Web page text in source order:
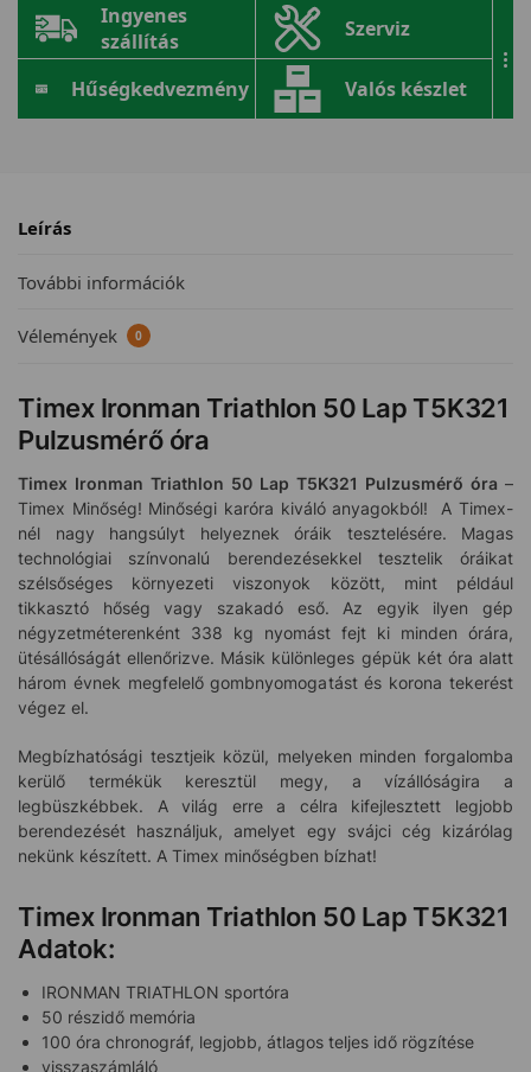
Ingyenes
szállítás
Szerviz
Hűségkedvezmény Valós készlet
...
Leírás
További információk
Vélemények 0
Timex Ironman Triathlon 50 Lap T5K321
Pulzusmérő óra
Timex Ironman Triathlon 50 Lap T5K321 Pulzusmérő óra –
Timex Minőség! Minőségi karóra kiváló anyagokból! A Timex-
nél nagy hangsúlyt helyeznek óráik tesztelésére. Magas
technológiai színvonalú berendezésekkel tesztelik óráikat
szélsőséges környezeti viszonyok között, mint például
tikkasztó hőség vagy szakadó eső. Az egyik ilyen gép
négyzetméterenként 338 kg nyomást fejt ki minden órára,
ütésállóságát ellenőrizve. Másik különleges gépük két óra alatt
három évnek megfelelő gombnyomogatást és korona tekerést
végez el.
Megbízhatósági tesztjeik közül, melyeken minden forgalomba
kerülő termékük keresztül megy, a vízállóságira a
legbüszkébbek. A világ erre a célra kifejlesztett legjobb
berendezését használjuk, amelyet egy svájci cég kizárólag
nekünk készített. A Timex minőségben bízhat!
Timex Ironman Triathlon 50 Lap T5K321
Adatok:
IRONMAN TRIATHLON sportóra
50 részidő memória
100 óra chronográf, legjobb, átlagos teljes idő rögzítése
visszaszámláló